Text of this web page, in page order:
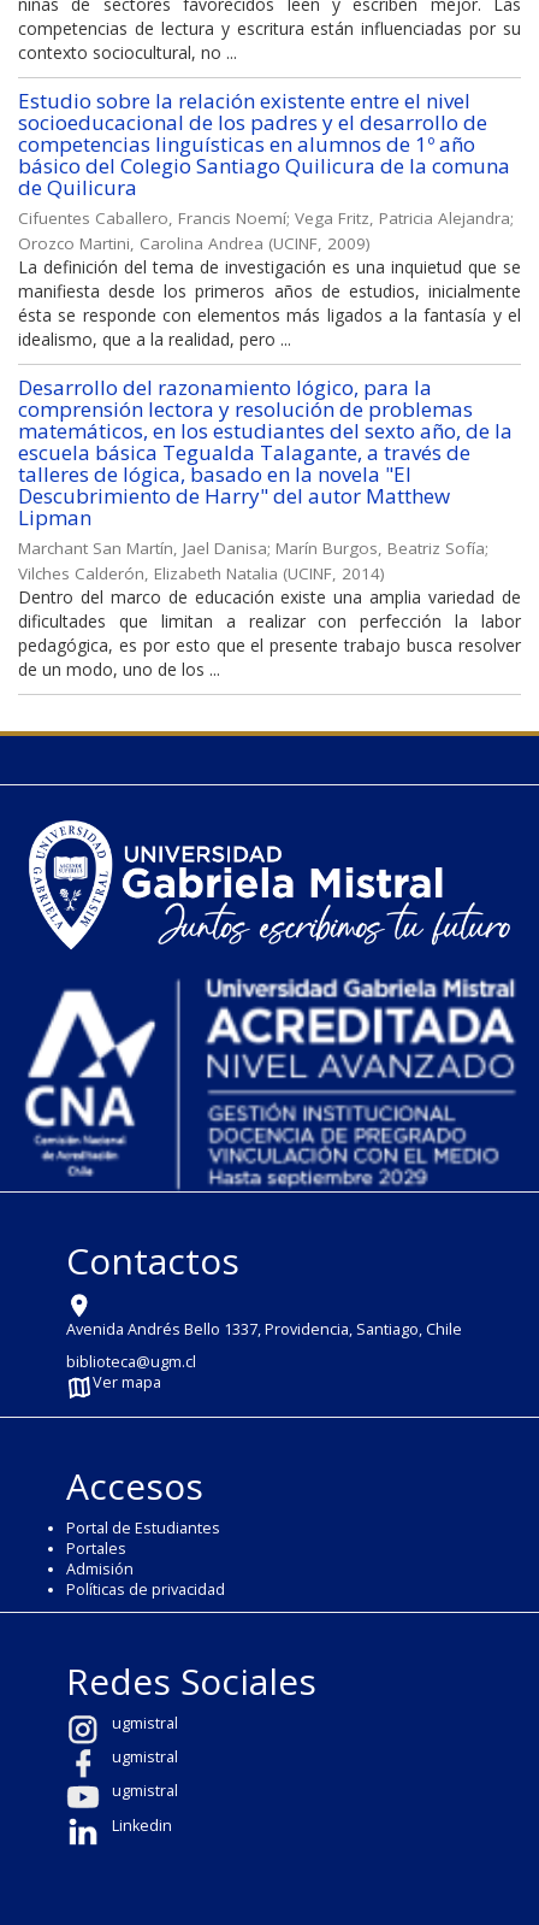
niñas de sectores favorecidos leen y escriben mejor. Las
competencias de lectura y escritura están influenciadas por su
contexto sociocultural, no ...
Estudio sobre la relación existente entre el nivel
socioeducacional de los padres y el desarrollo de
competencias linguísticas en alumnos de 1º año
básico del Colegio Santiago Quilicura de la comuna
de Quilicura
Cifuentes Caballero, Francis Noemí; Vega Fritz, Patricia Alejandra;
Orozco Martini, Carolina Andrea (UCINF, 2009)
La definición del tema de investigación es una inquietud que se
manifiesta desde los primeros años de estudios, inicialmente
ésta se responde con elementos más ligados a la fantasía y el
idealismo, que a la realidad, pero ...
Desarrollo del razonamiento lógico, para la
comprensión lectora y resolución de problemas
matemáticos, en los estudiantes del sexto año, de la
escuela básica Tegualda Talagante, a través de
talleres de lógica, basado en la novela "El
Descubrimiento de Harry" del autor Matthew
Lipman
Marchant San Martín, Jael Danisa; Marín Burgos, Beatriz Sofía;
Vilches Calderón, Elizabeth Natalia (UCINF, 2014)
Dentro del marco de educación existe una amplia variedad de
dificultades que limitan a realizar con perfección la labor
pedagógica, es por esto que el presente trabajo busca resolver
de un modo, uno de los ...
Contactos
Avenida Andrés Bello 1337, Providencia, Santiago, Chile
biblioteca@ugm.cl
Ver mapa
Accesos
Portal de Estudiantes
Portales
Admisión
Políticas de privacidad
Redes Sociales
ugmistral
ugmistral
ugmistral
Linkedin